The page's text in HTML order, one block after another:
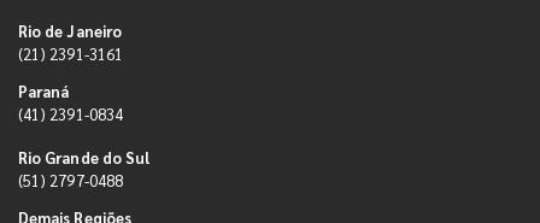
Rio de Janeiro
(21) 2391-3161
Paraná
(41) 2391-0834
Rio Grande do Sul
(51) 2797-0488
Demais Regiões